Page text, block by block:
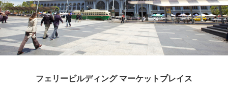
フェリービルディング マーケットプレイス